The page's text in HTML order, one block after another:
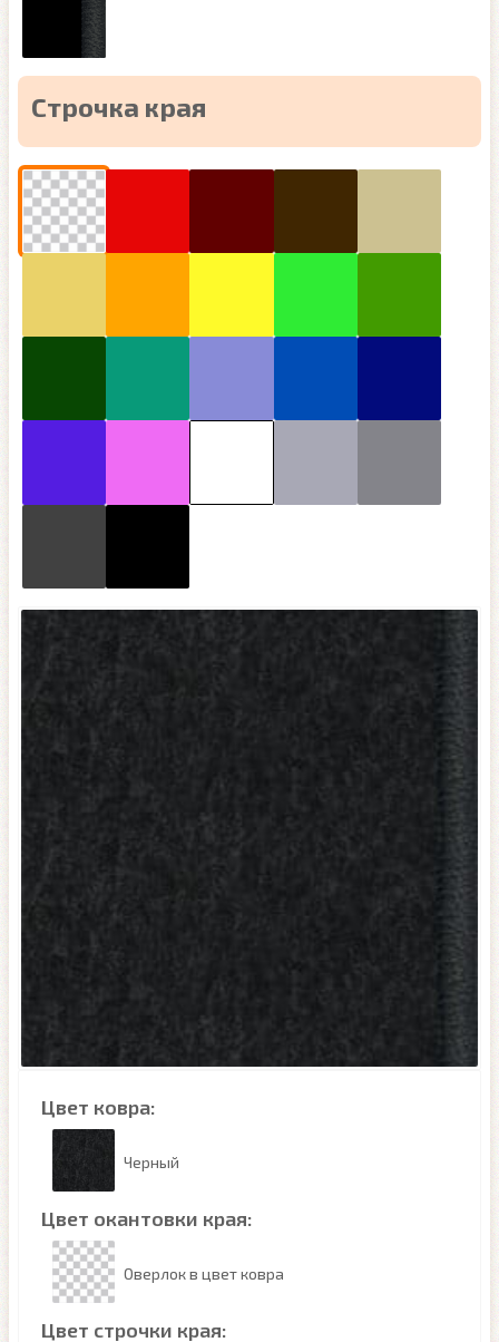
Строчка края
Цвет ковра:
Черный
Цвет окантовки края:
Оверлок в цвет ковра
Цвет строчки края: